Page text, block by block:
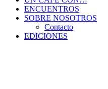
ENCUENTROS
SOBRE NOSOTROS
Contacto
EDICIONES